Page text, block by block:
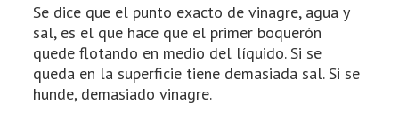
Se dice que el punto exacto de vinagre, agua y
sal, es el que hace que el primer boquerón
quede flotando en medio del líquido. Si se
queda en la superficie tiene demasiada sal. Si se
hunde, demasiado vinagre.